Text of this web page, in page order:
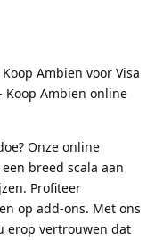
Ambien voor Visa
Koop Ambien online
Onze online
breed scala aan
Profiteer
op add-ons. Met ons
erop vertrouwen dat